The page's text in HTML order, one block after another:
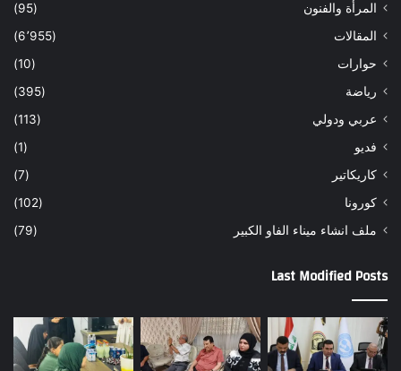
المرأة والفنون
(95)
المقالات
(6٬955)
حوارات
(10)
رياضة
(395)
عربي ودولي
(113)
فديو
(1)
كاريكاتير
(7)
كورونا
(102)
ملف انشاء ميناء الفاو الكبير
(79)
Last Modified Posts